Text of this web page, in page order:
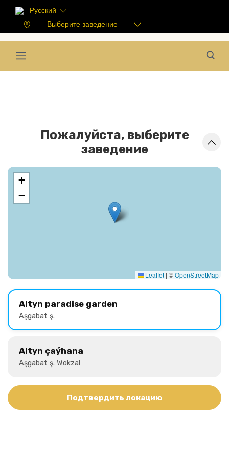
Русский
Выберите заведение
Пожалуйста, выберите
заведение
+
−
Leaflet | ©OpenStreetMap
Altyn paradise garden
Aşgabat ş.
Altyn çaýhana
Aşgabat ş. Wokzal
Подтвердить локацию